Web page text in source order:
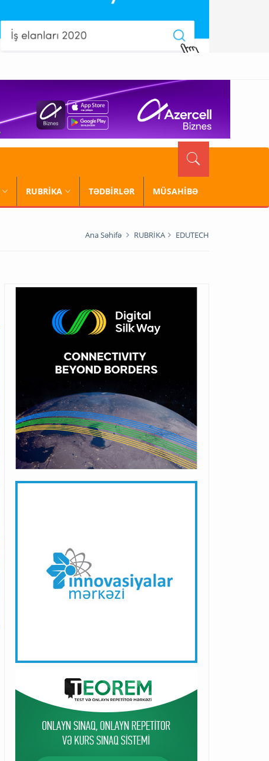
RUBRİKA TƏDBİRLƏR MÜSAHİBƏ
Ana Səhifə RUBRİKA EDUTECH